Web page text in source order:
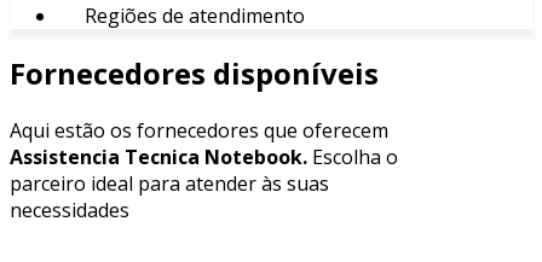
Regiões de atendimento
Fornecedores disponíveis
Aqui estão os fornecedores que oferecem
Assistencia Tecnica Notebook. Escolha o
parceiro ideal para atender às suas
necessidades